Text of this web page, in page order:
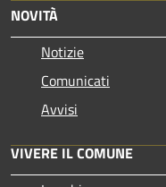
NOVITÀ
Notizie
Comunicati
Avvisi
VIVERE IL COMUNE